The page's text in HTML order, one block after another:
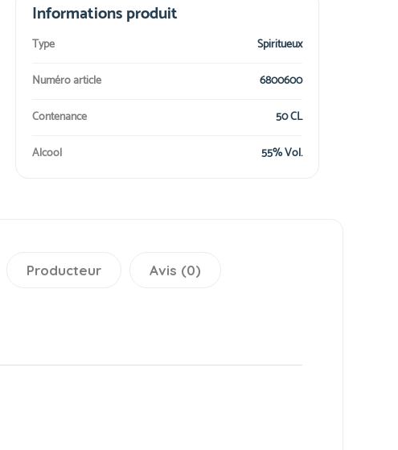
Informations produit
Type
Spiritueux
Numéro article
6800600
Contenance
50 CL
Alcool
55% Vol.
Producteur Avis (0)